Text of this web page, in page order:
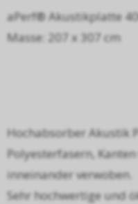
aPerf® Akustikplatte
Masse: 207 x 307 cm
Hochabsorber Akustik
Polyesterfasern,
inneinander verwoben.
Sehr hochwertige und